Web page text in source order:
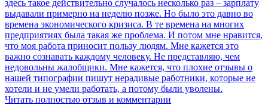
здесь такое действительно случалось несколько раз – зарплату
выдавали примерно на неделю позже. Но было это давно во
времена экономического кризиса. В те времена на многих
предприятиях была такая же проблема. И потом мне нравится,
что моя работа приносит пользу людям. Мне кажется это
важно сознавать каждому человеку. Не представляю, чем
недовольны жалобщики. Мне кажется, что плохие отзывы о
нашей типографии пишут нерадивые работники, которые не
хотели и не умели работать, а потому были уволены.
Читать полностью отзыв и комментарии